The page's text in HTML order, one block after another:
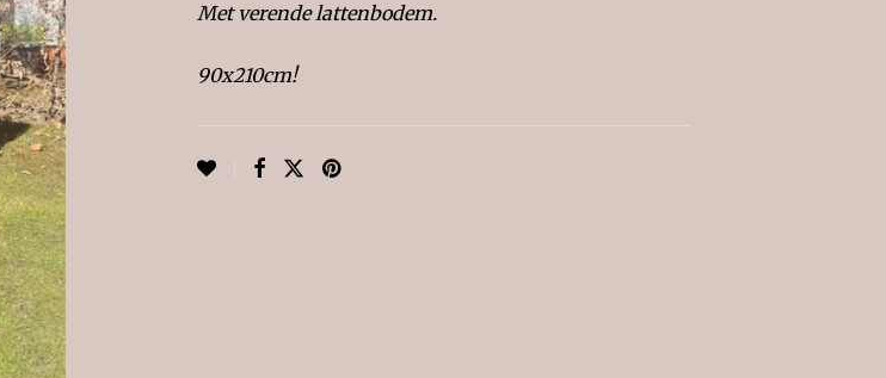
Met verende lattenbodem.
90x210cm!